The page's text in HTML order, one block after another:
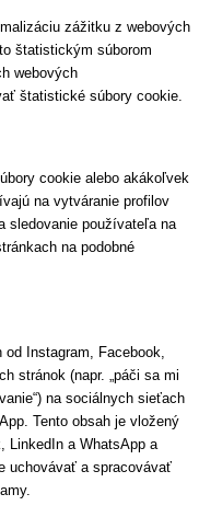
zážitku z webových
štatistickým súborom
webových
štatistické súbory cookie.
cookie alebo akákoľvek
na vytváranie profilov
sledovanie používateľa na
na podobné
Instagram, Facebook,
stránok (napr. „páči sa mi
na sociálnych sieťach
Tento obsah je vložený
LinkedIn a WhatsApp a
uchovávať a spracovávať